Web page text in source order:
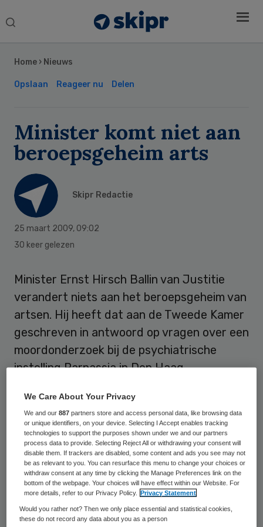
Search
Home › Nieuws
Opslaan Reageer nu Delen
Minister komt niet aan
beroepsgeheim arts
Skipr Redactie
25 maart 2009, 09:02
30 keer gelezen
Minister Ernst Hirsch Ballin van Justitie
verandert niets aan het beroepsgeheim van
artsen. Hij heeft dat aan de Tweede Kamer
geschreven in antwoord op vragen over een
moordonderzoek bij de psychiatrische
instelling Parnassia in Den Haag.
Onderzoek moordzaak
De kliniek weigerde de politie inzage te
geven in het dossier van een patiënt die
mogelijk betrokken was bij de niet-
natuurlijke dood van vier mensen. De
rechter bepaalde dat Parnassia zich
terecht beriep op het medisch
Sidebar
We Care About Your Privacy
We and our887 partners store and access personal data, like browsing data
or unique identifiers, on your device. Selecting I Accept enables tracking
technologies to support the purposes shown under we and our partners
process data to provide. Selecting Reject All or withdrawing your consent will
disable them. If trackers are disabled, some content and ads you see may not
be as relevant to you. You can resurface this menu to change your choices or
withdraw consent at any time by clicking the Manage Preferences link on the
bottom of the webpage. Your choices will have effect within our Website. For
more details, refer to our Privacy Policy.
Privacy Statement
Would you rather not? Then we only place essential and statistical cookies,
these do not record any data about you as a person